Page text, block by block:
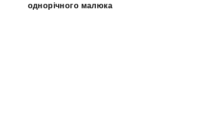
однорічного малюка